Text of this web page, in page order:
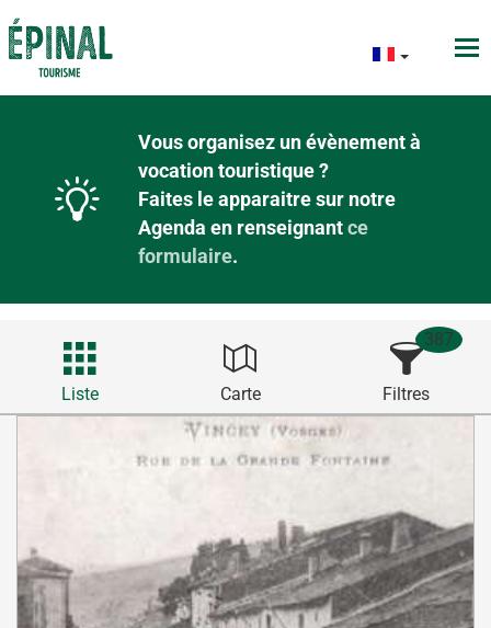
Vous organisez un évènement à
vocation touristique ?
Faites le apparaitre sur notre
Agenda en renseignantce
formulaire.
Liste Carte Filtres
387